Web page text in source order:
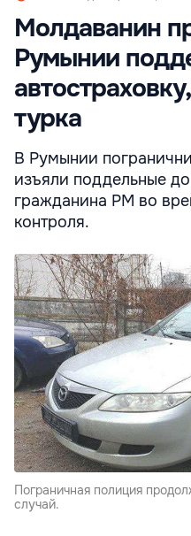
Молдаванин
Румынии
турка
В Румынии
изъяли поддельные
гражданина РМ во
контроля.
Пограничная полиция
случай.